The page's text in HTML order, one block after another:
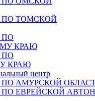
ПО ТОМСКОЙ
ПО
КРАЮ
ПО
КРАЮ
центр
ПО АМУРСКОЙ
ПО ЕВРЕЙСКОЙ